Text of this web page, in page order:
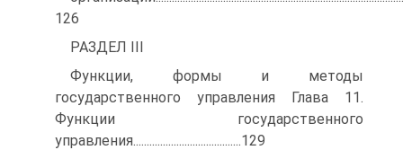
126
РАЗДЕЛ III
Функции, формы и методы
государственного управления Глава 11.
Функции государственного
управления........................................129